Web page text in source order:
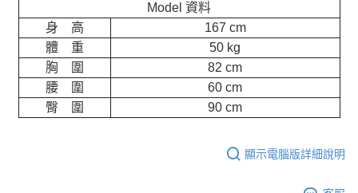
Model 資料
身 高
167 cm
體 重
50 kg
胸 圍
82 cm
腰 圍
60 cm
臀 圍
90 cm
顯示電腦版詳細說明